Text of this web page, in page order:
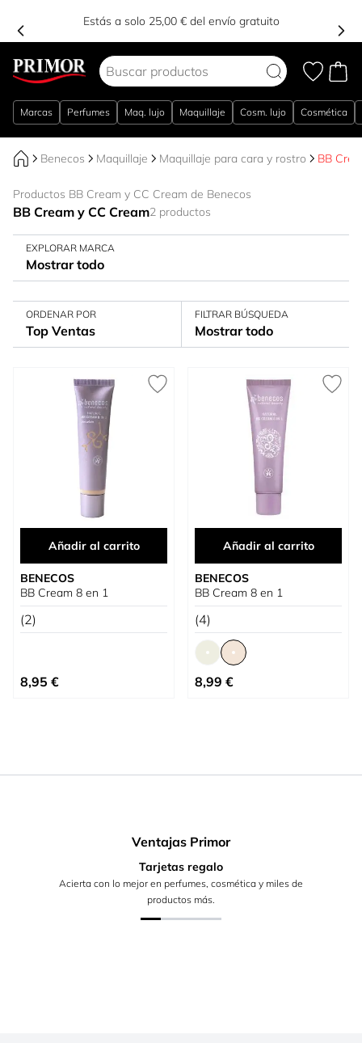
Estás a solo 25,00 € del envío gratuito
Marcas Perfumes Maq. lujo Maquillaje Cosm. lujo Cosmética
Benecos Maquillaje Maquillaje para cara y rostro BB
Productos BB Cream y CC Cream de Benecos
BB Cream y CC Cream2 productos
EXPLORAR MARCA
Mostrar todo
ORDENAR POR
Top Ventas
FILTRAR BÚSQUEDA
Mostrar todo
Añadir al carrito
BENECOS
BB Cream 8 en 1
(2)
8,95 €
Añadir al carrito
BENECOS
BB Cream 8 en 1
(4)
Tan bajo como
8,99 €
Ventajas Primor
Tarjetas regalo
Acierta con lo mejor en perfumes, cosmética y miles de
productos más.